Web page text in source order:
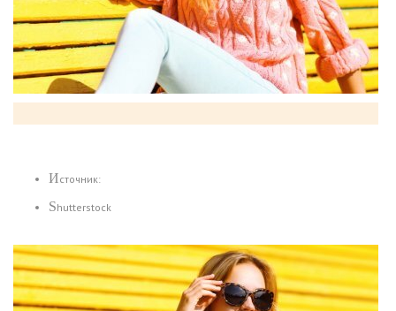
Источник:
Shutterstock